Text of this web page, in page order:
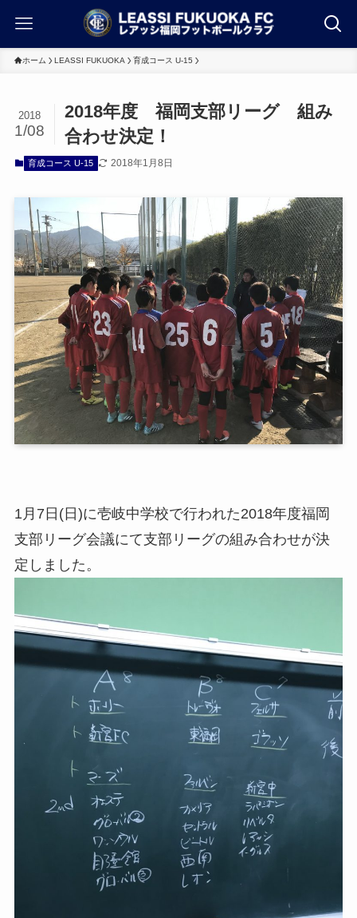
ホーム LEASSI FUKUOKA 育成コース U-15
2018年度 福岡支部リーグ 組み
合わせ決定！
2018
1/08
育成コース U-15 2018年1月8日
1月7日(日)に壱岐中学校で行われた2018年度福岡
支部リーグ会議にて支部リーグの組み合わせが決
定しました。